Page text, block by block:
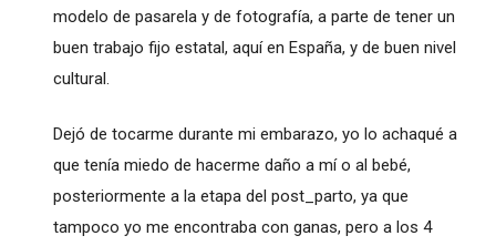
modelo de pasarela y de fotografía, a parte de tener un
buen trabajo fijo estatal, aquí en España, y de buen nivel
cultural.
Dejó de tocarme durante mi embarazo, yo lo achaqué a
que tenía miedo de hacerme daño a mí o al bebé,
posteriormente a la etapa del post_parto, ya que
tampoco yo me encontraba con ganas, pero a los 4